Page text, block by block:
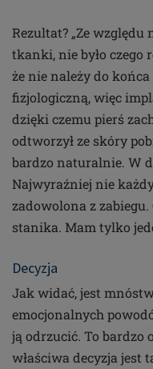
Rezultat? „Ze względu
tkanki, nie było czego
że nie należy do
fizjologiczną, więc
dzięki czemu pierś
odtworzył ze skóry
bardzo naturalnie. W
Najwyraźniej nie
zadowolona z zabiegu.
stanika. Mam tylko
Decyzja
Jak widać, jest
emocjonalnych
ją odrzucić. To bardzo
właściwa decyzja jest